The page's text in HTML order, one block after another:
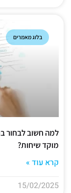
בלוג מאמרים
למה חשוב לבחור
מוקד שיחות?
קרא עוד »
15/02/2025